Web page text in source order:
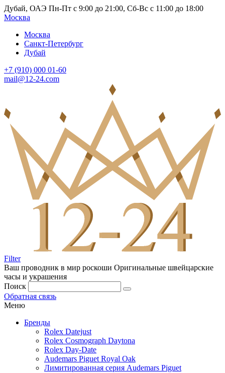
Дубай, ОАЭ Пн-Пт с 9:00 до 21:00, Сб-Вс с 11:00 до 18:00
Москва
Москва
Санкт-Петербург
Дубай
+7 (910) 000 01-60
mail@12-24.com
Filter
Ваш проводник в мир роскоши Оригинальные швейцарские
часы и украшения
Поиск
Обратная связь
Меню
Бренды
Rolex Datejust
Rolex Cosmograph Daytona
Rolex Day-Date
Audemars Piguet Royal Oak
Лимитированная серия Audemars Piguet